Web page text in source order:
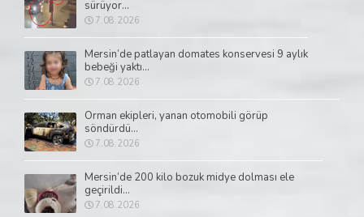
sürüyor...
7.08.2026
Mersin’de patlayan domates konservesi 9 aylık
bebeği yaktı...
7.08.2026
Orman ekipleri, yanan otomobili görüp
söndürdü...
7.08.2026
Mersin’de 200 kilo bozuk midye dolması ele
geçirildi...
7.08.2026